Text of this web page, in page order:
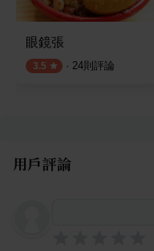
眼鏡張
3.5 · 24則評論
用戶評論